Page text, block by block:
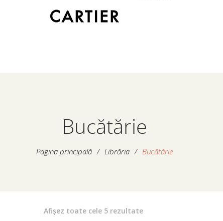
Bucătărie
Pagina principală / Librăria / Bucătărie
Afișez toate cele 5 rezultateSortat